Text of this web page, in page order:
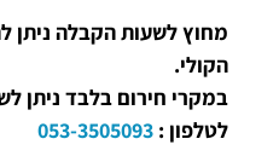
מחוץ לשעות הקבלה ניתן
הקולי.
במקרי חירום בלבד ניתן
לטלפון : 053-3505093